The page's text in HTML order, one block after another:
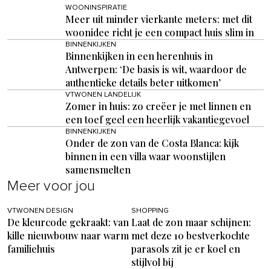
WOONINSPIRATIE
Meer uit minder vierkante meters: met dit
woonidee richt je een compact huis slim in
BINNENKIJKEN
Binnenkijken in een herenhuis in
Antwerpen: ‘De basis is wit, waardoor de
authentieke details beter uitkomen’
VTWONEN LANDELIJK
Zomer in huis: zo creëer je met linnen en
een toef geel een heerlijk vakantiegevoel
BINNENKIJKEN
Onder de zon van de Costa Blanca: kijk
binnen in een villa waar woonstijlen
samensmelten
Meer voor jou
VTWONEN DESIGN
De kleurcode gekraakt: van
kille nieuwbouw naar warm
familiehuis
SHOPPING
Laat de zon maar schijnen:
met deze 10 bestverkochte
parasols zit je er koel en
stijlvol bij